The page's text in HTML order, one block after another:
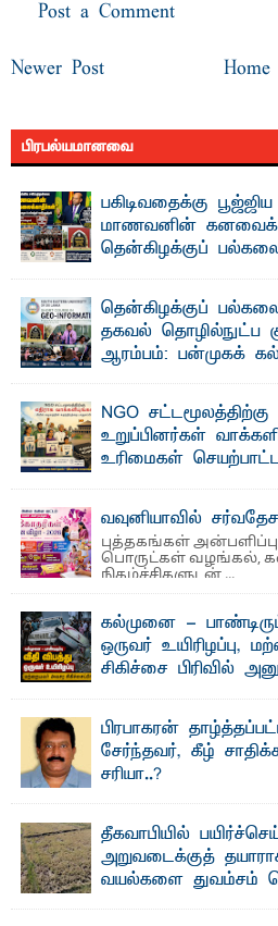
Post a Comment
Newer Post Home
பிரபல்யமானவை
பகிடிவதைக்கு
மாணவனின் கனவைக்
தென்கிழக்குப்
"ஒ ரு மாணவனின் அல்லது
கலைக்கப்படாது" என்ற
தென்கிழக்குப்
தகவல் தொழில்நுட்ப
ஆரம்பம்: பன்முகக்
பேராசிரியர் எம். எம். பாஸில்
தெ ன்கிழக்குப்
பீடத்தின் புவியியல் துறையினால்
NGO
உறுப்பினர்கள்
உரிமைகள்
ஜே. எப். காமிலா பேகம்- இ லங்கை
அமைப்புகள் (NGO) தொடர்பான
வவுனியாவில்
புத்தகங்கள்
பொருட்கள் வழங்கல்,
நிகழ்ச்சிகளுடன் ...
கல்முனை -
ஒருவர் உயிரிழப்பு,
சிகிச்சை பிரிவில்
பாண்டிருப்பு ...பிரபாகரன்
சேர்ந்தவர், கீழ்
சரியா..?
தீகவாபியில்
அறுவடைக்குத்
வயல்களை துவம்சம்